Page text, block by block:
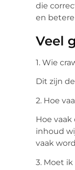
die
en
Veel
1. Wie
Dit zijn
2. Hoe
Hoe
inhoud
vaak
3. Moet